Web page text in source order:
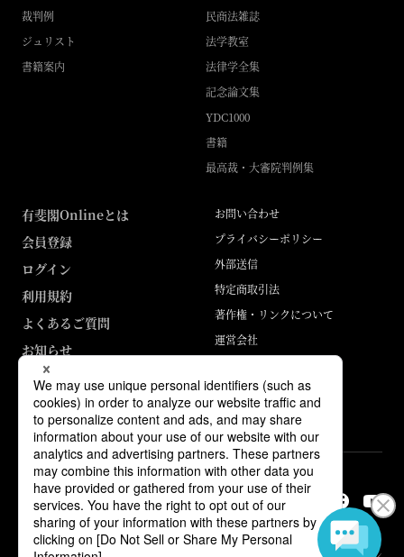
裁判例
ジュリスト
書籍案内
民商法雑誌
法学教室
法律学全集
記念論文集
YDC1000
書籍
最高裁・大審院判例集
有斐閣Onlineとは
会員登録
ログイン
利用規約
よくあるご質問
お知らせ
お問い合わせ
プライバシーポリシー
外部送信
特定商取引法
著作権・リンクについて
運営会社